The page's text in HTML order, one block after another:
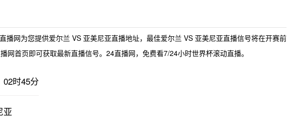
播网为您提供爱尔兰 VS 亚美尼亚直播地址，最佳爱尔兰 VS 亚美尼亚直播信号将在开赛前
网首页即可获取最新直播信号。24直播网，免费看7/24小时世界杯滚动直播。
02时45分
亚